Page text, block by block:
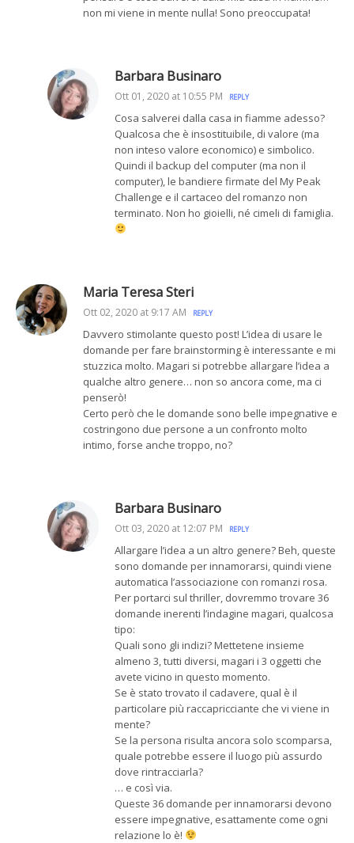
non mi viene in mente nulla! Sono preoccupata!
Barbara Businaro
Ott 01, 2020 at 10:55 PM REPLY
Cosa salverei dalla casa in fiamme adesso?
Qualcosa che è insostituibile, di valore (ma
non inteso valore economico) e simbolico.
Quindi il backup del computer (ma non il
computer), le bandiere firmate del My Peak
Challenge e il cartaceo del romanzo non
terminato. Non ho gioielli, né cimeli di famiglia.
Maria Teresa Steri
Ott 02, 2020 at 9:17 AM REPLY
Davvero stimolante questo post! L’idea di usare le
domande per fare brainstorming è interessante e mi
stuzzica molto. Magari si potrebbe allargare l’idea a
qualche altro genere… non so ancora come, ma ci
penserò!
Certo però che le domande sono belle impegnative e
costringono due persone a un confronto molto
intimo, forse anche troppo, no?
Barbara Businaro
Ott 03, 2020 at 12:07 PM REPLY
Allargare l’idea a un altro genere? Beh, queste
sono domande per innamorarsi, quindi viene
automatica l’associazione con romanzi rosa.
Per portarci sul thriller, dovremmo trovare 36
domande inerenti l’indagine magari, qualcosa
tipo:
Quali sono gli indizi? Mettetene insieme
almeno 3, tutti diversi, magari i 3 oggetti che
avete vicino in questo momento.
Se è stato trovato il cadavere, qual è il
particolare più raccapricciante che vi viene in
mente?
Se la persona risulta ancora solo scomparsa,
quale potrebbe essere il luogo più assurdo
dove rintracciarla?
… e così via.
Queste 36 domande per innamorarsi devono
essere impegnative, esattamente come ogni
relazione lo è!